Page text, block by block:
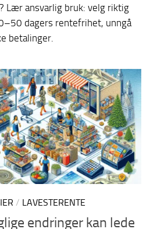
Lær ansvarlig bruk: velg riktig
dagers rentefrihet, unngå
betalinger.
/ LAVESTERENTE
endringer kan lede